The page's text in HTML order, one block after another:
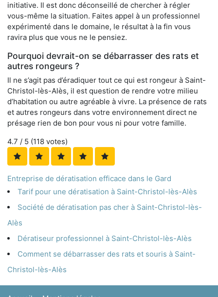
initiative. Il est donc déconseillé de chercher à régler
vous-même la situation. Faites appel à un professionnel
expérimenté dans le domaine, le résultat à la fin vous
ravira plus que vous ne le pensiez.
Pourquoi devrait-on se débarrasser des rats et
autres rongeurs ?
Il ne s’agit pas d’éradiquer tout ce qui est rongeur à Saint-
Christol-lès-Alès, il est question de rendre votre milieu
d’habitation ou autre agréable à vivre. La présence de rats
et autres rongeurs dans votre environnement direct ne
présage rien de bon pour vous ni pour votre famille.
4.7 / 5 (118 votes)
Entreprise de dératisation efficace dans le Gard
Tarif pour une dératisation à Saint-Christol-lès-Alès
Société de dératisation pas cher à Saint-Christol-lès-
Alès
Dératiseur professionnel à Saint-Christol-lès-Alès
Comment se débarrasser des rats et souris à Saint-
Christol-lès-Alès